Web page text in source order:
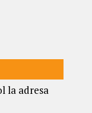
la adresa